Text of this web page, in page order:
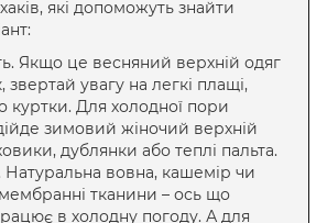
які допоможуть знайти
Якщо це весняний верхній одяг
, звертай увагу на легкі плащі,
куртки. Для холодної пори
зимовий жіночий верхній
дублянки або теплі пальта.
Натуральна вовна, кашемір чи
тканини – ось що
в холодну погоду. А для